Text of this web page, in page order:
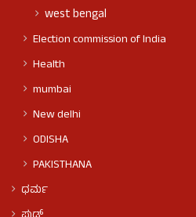
west bengal
Election commission of India
Health
mumbai
New delhi
ODISHA
PAKISTHANA
ಧರ್ಮ